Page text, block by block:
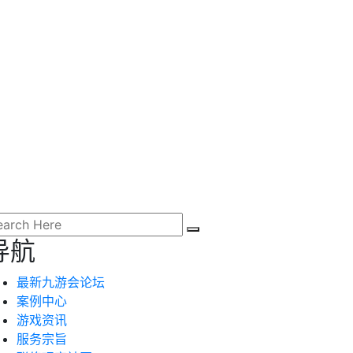
航
最新九游会论坛
案例中心
游戏资讯
服务宗旨